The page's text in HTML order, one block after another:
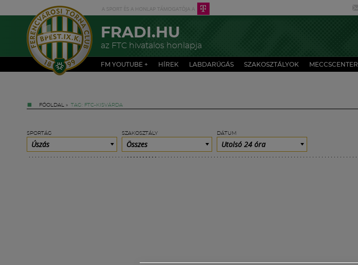
FRADI.HU
az FTC hivatalos honlapja
FM YOUTUBE + HÍREK LABDARÚGÁS SZAKOSZTÁLYOK MECCSCENTER
FŐOLDAL » TAG: FTC-KISVÁRDA
SPORTÁG
Úszás
SZAKOSZTÁLY
Összes
DÁTUM
Utolsó 24 óra